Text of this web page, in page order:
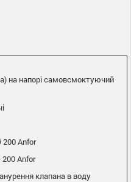
на напорі самовсмоктуючий
Anfor
Anfor
клапана в воду